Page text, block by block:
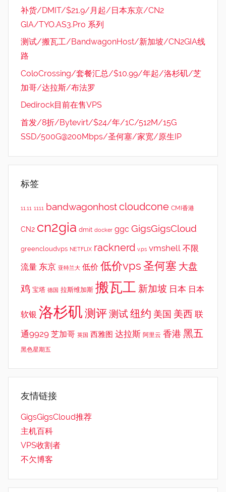
补货/DMIT/$21.9/月起/日本东京/CN2
GIA/TYO.AS3.Pro 系列
测试/搬瓦工/BandwagonHost/新加坡/CN2GIA线
路
ColoCrossing/套餐汇总/$10.99/年起/洛杉矶/芝
加哥/达拉斯/布法罗
Dedirock目前在售VPS
首发/8折/Bytevirt/$24/年/1C/512M/15G
SSD/500G@200Mbps/圣何塞/家宽/原生IP
标签
11.11 1111 bandwagonhostcloudcone CMI香港
CN2 cn2gia dmit docker ggc GigsGigsCloud
greencloudvps NETFLIX racknerd v.ps vmshell 不限
流量 东京 亚特兰大 低价 低价vps 圣何塞 大盘
鸡 宝塔 德国 拉斯维加斯 搬瓦工 新加坡 日本 日本
软银 洛杉矶 测评测试 纽约 美国 美西 联
通9929 芝加哥 英国 西雅图 达拉斯 阿里云 香港 黑五
黑色星期五
友情链接
GigsGigsCloud推荐
主机百科
VPS收割者
不欠博客